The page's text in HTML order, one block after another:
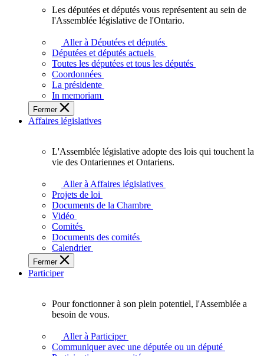
députés
vous
représentent
sein
de
l'Assemblée
législative
l'Ontario.
Les députées et députés vous représentent au sein de
l'Assemblée législative de l'Ontario.
Aller à Députées et députés
Députées et députés actuels
Toutes les députées et tous les députés
Coordonnées
La présidente
In memoriam
Fermer
Affaires législatives
L'Assemblée
adopte
touchent
des
Ontariennes
et
L'Assemblée législative adopte des lois qui touchent la
vie des Ontariennes et Ontariens.
Aller à Affaires législatives
Projets de loi
Documents de la Chambre
Vidéo
Comités
Documents des comités
Calendrier
Fermer
Participer
Pour fonctionner à son plein potentiel, l'Assemblée a
besoin de vous.
Aller à Participer
Communiquer avec une députée ou un député